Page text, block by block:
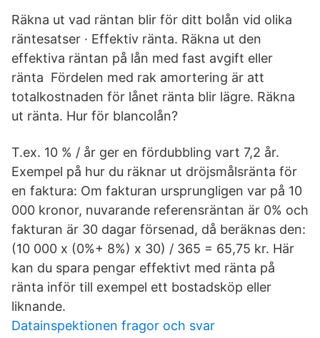
Räkna ut vad räntan blir för ditt bolån vid olika
räntesatser · Effektiv ränta. Räkna ut den
effektiva räntan på lån med fast avgift eller
ränta Fördelen med rak amortering är att
totalkostnaden för lånet ränta blir lägre. Räkna
ut ränta. Hur för blancolån?
T.ex. 10 % / år ger en fördubbling vart 7,2 år.
Exempel på hur du räknar ut dröjsmålsränta för
en faktura: Om fakturan ursprungligen var på 10
000 kronor, nuvarande referensräntan är 0% och
fakturan är 30 dagar försenad, då beräknas den:
(10 000 x (0%+ 8%) x 30) / 365 = 65,75 kr. Här
kan du spara pengar effektivt med ränta på
ränta inför till exempel ett bostadsköp eller
liknande.
Datainspektionen fragor och svar